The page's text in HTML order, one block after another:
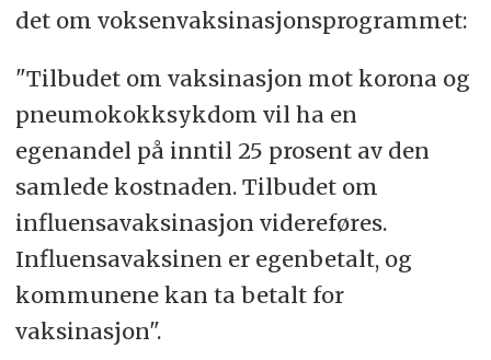
det om voksenvaksinasjonsprogrammet:
"Tilbudet om vaksinasjon mot korona og
pneumokokksykdom vil ha en
egenandel på inntil 25 prosent av den
samlede kostnaden. Tilbudet om
influensavaksinasjon videreføres.
Influensavaksinen er egenbetalt, og
kommunene kan ta betalt for
vaksinasjon".